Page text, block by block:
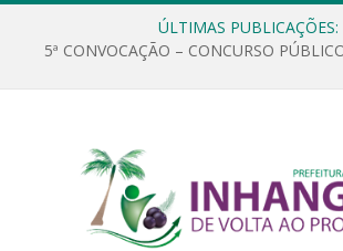
ÚLTIMAS PUBLICAÇÕES:
5ª CONVOCAÇÃO – CONCURSO